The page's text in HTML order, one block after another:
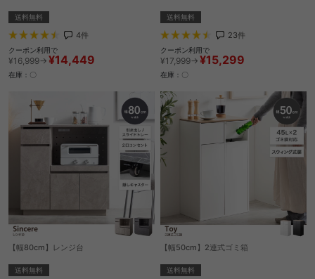
送料無料
4件
クーポン利用で
¥16,999→ ¥14,449
在庫：〇
送料無料
23件
クーポン利用で
¥17,999→ ¥15,299
在庫：〇
【幅80cm】レンジ台
送料無料
【幅50cm】2連式ゴミ箱
送料無料